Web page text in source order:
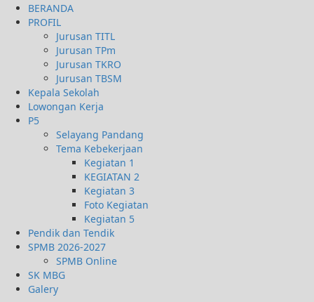
BERANDA
PROFIL
Jurusan TITL
Jurusan TPm
Jurusan TKRO
Jurusan TBSM
Kepala Sekolah
Lowongan Kerja
P5
Selayang Pandang
Tema Kebekerjaan
Kegiatan 1
KEGIATAN 2
Kegiatan 3
Foto Kegiatan
Kegiatan 5
Pendik dan Tendik
SPMB 2026-2027
SPMB Online
SK MBG
Galery